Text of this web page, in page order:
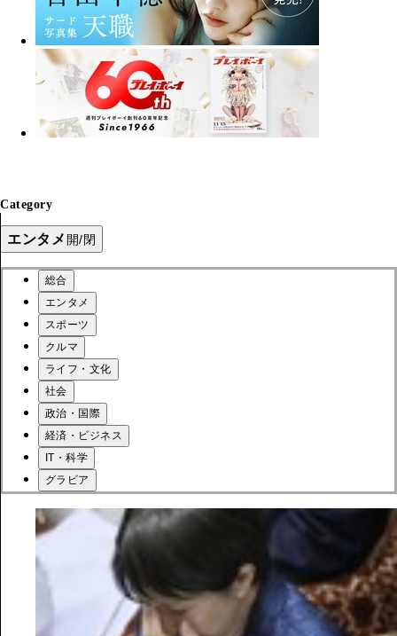
Category
エンタメ 開/閉
総合
エンタメ
スポーツ
クルマ
ライフ・文化
社会
政治・国際
経済・ビジネス
IT・科学
グラビア